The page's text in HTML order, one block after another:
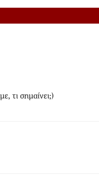
και του Τραμ λόγω
- Άρπαξαν
Κέρκυρας
τι σημαίνει;)